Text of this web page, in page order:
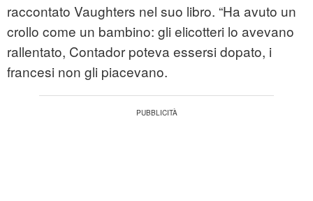
raccontato Vaughters nel suo libro. “Ha avuto un
crollo come un bambino: gli elicotteri lo avevano
rallentato, Contador poteva essersi dopato, i
francesi non gli piacevano.